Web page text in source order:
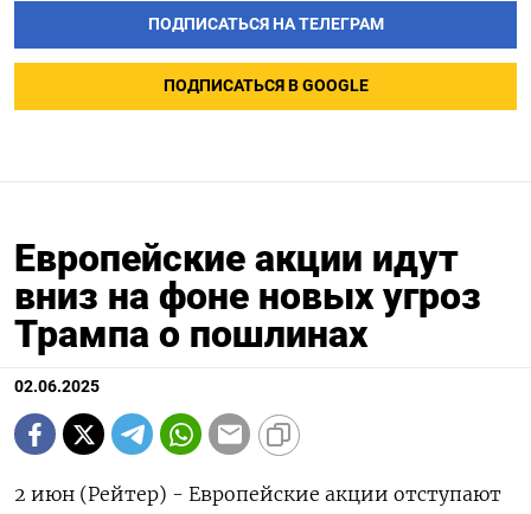
ПОДПИСАТЬСЯ НА ТЕЛЕГРАМ
ПОДПИСАТЬСЯ В GOOGLE
Европейские акции идут
вниз на фоне новых угроз
Трампа о пошлинах
02.06.2025
2 июн (Рейтер) - Европейские акции отступают